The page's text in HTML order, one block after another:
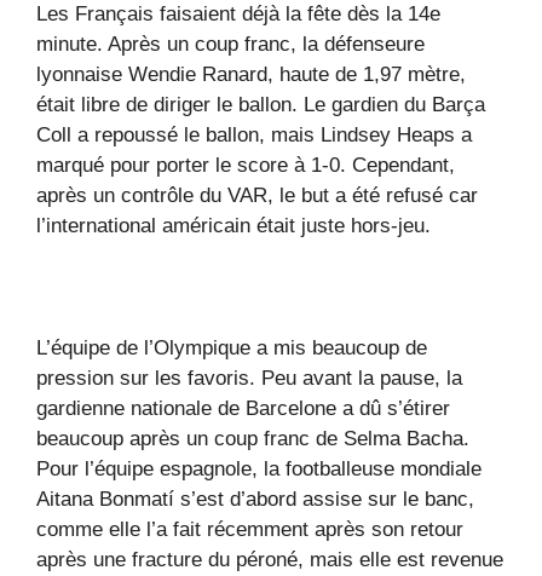
Les Français faisaient déjà la fête dès la 14e
minute. Après un coup franc, la défenseure
lyonnaise Wendie Ranard, haute de 1,97 mètre,
était libre de diriger le ballon. Le gardien du Barça
Coll a repoussé le ballon, mais Lindsey Heaps a
marqué pour porter le score à 1-0. Cependant,
après un contrôle du VAR, le but a été refusé car
l’international américain était juste hors-jeu.
L’équipe de l’Olympique a mis beaucoup de
pression sur les favoris. Peu avant la pause, la
gardienne nationale de Barcelone a dû s’étirer
beaucoup après un coup franc de Selma Bacha.
Pour l’équipe espagnole, la footballeuse mondiale
Aitana Bonmatí s’est d’abord assise sur le banc,
comme elle l’a fait récemment après son retour
après une fracture du péroné, mais elle est revenue